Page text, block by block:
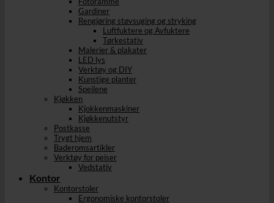
Gardiner
Rengjøring støvsuging og stryking
Luftfuktere og Avfuktere
Tørkestativ
Malerier & plakater
LED lys
Verktøy og DIY
Kunstige planter
Speilene
Kjøkken
Kjokkenmaskiner
Kjøkkenutstyr
Postkasse
Trygt hjem
Baderomsartikler
Verktøy for peiser
Vedstativ
Kontor
Kontorstoler
Ergonomiske kontorstoler